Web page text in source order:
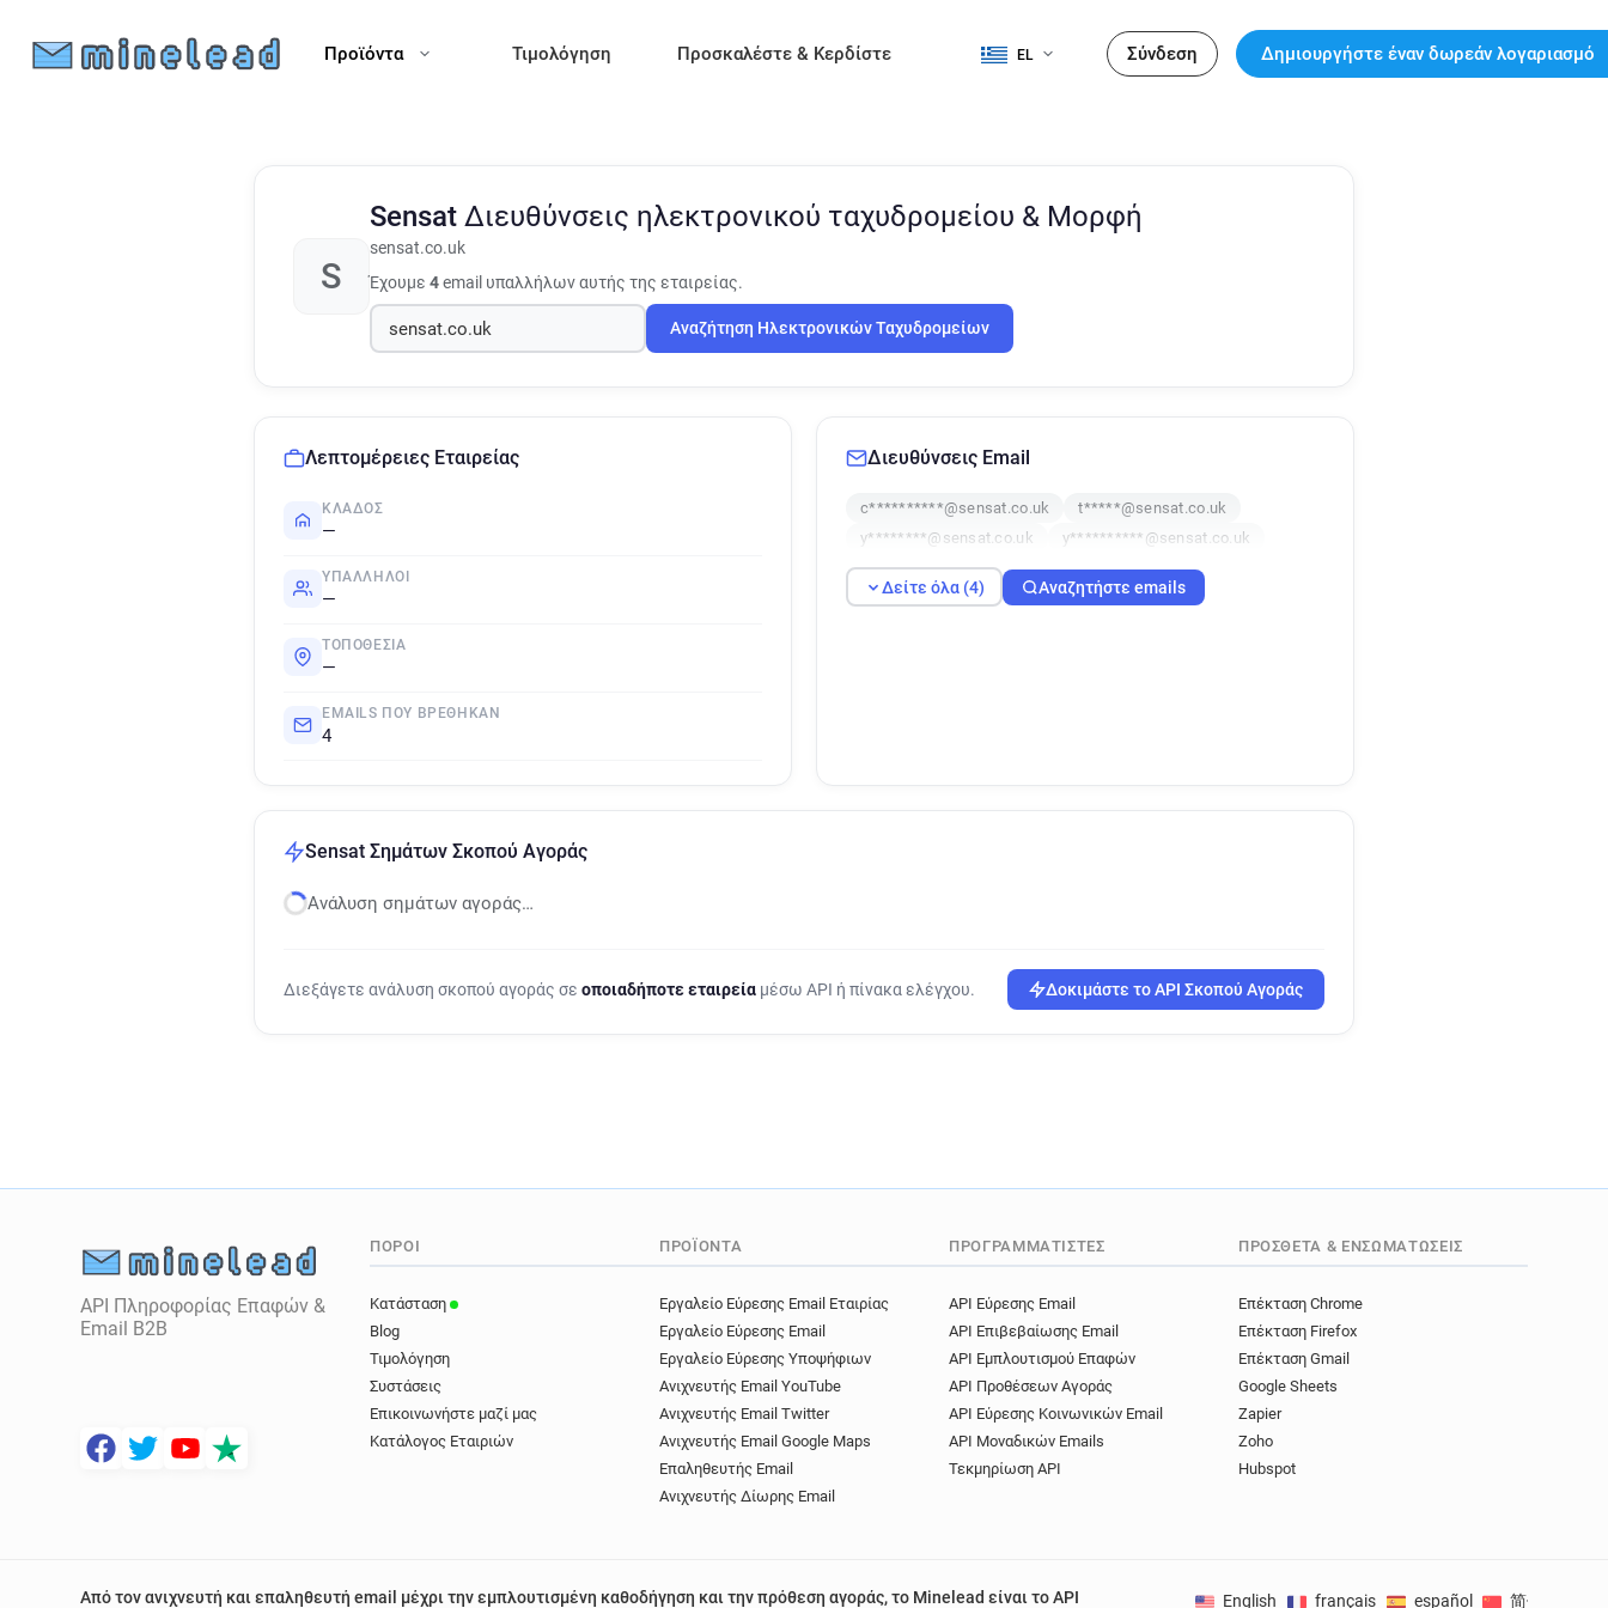
Προϊόντα Τιμολόγηση Προσκαλέστε & Κερδίστε EL Σύνδεση Δημιουργήστε έναν δωρεάν λογαριασμό
S
Sensat Διευθύνσεις ηλεκτρονικού ταχυδρομείου & Μορφή
sensat.co.uk
Έχουμε 4email υπαλλήλων αυτής της εταιρείας.
Αναζήτηση Ηλεκτρονικών Ταχυδρομείων
Λεπτομέρειες Εταιρείας
ΚΛΆΔΟΣ
—
ΥΠΆΛΛΗΛΟΙ
—
ΤΟΠΟΘΕΣΊΑ
—
EMAILS ΠΟΥ ΒΡΈΘΗΚΑΝ
4
Διευθύνσεις Email
c**********@sensat.co.uk
t*****@sensat.co.uk
y********@sensat.co.uk
y**********@sensat.co.uk
Δείτε όλα (4) Αναζητήστε emails
Sensat Σημάτων Σκοπού Αγοράς
Ανάλυση σημάτων αγοράς…
Διεξάγετε ανάλυση σκοπού αγοράς σε οποιαδήποτε εταιρεία μέσω API ή πίνακα ελέγχου. Δοκιμάστε το API Σκοπού Αγοράς
API Πληροφορίας Επαφών &
Email B2B
ΠΌΡΟΙ
Κατάσταση
Blog
Τιμολόγηση
Συστάσεις
Επικοινωνήστε μαζί μας
Κατάλογος Εταιριών
ΠΡΟΪΌΝΤΑ
Εργαλείο Εύρεσης Email Εταιρίας
Εργαλείο Εύρεσης Email
Εργαλείο Εύρεσης Υποψήφιων
Ανιχνευτής Email YouTube
Ανιχνευτής Email Twitter
Ανιχνευτής Email Google Maps
Επαληθευτής Email
Ανιχνευτής Δίωρης Email
ΠΡΟΓΡΑΜΜΑΤΙΣΤΈΣ
API Εύρεσης Email
API Επιβεβαίωσης Email
API Εμπλουτισμού Επαφών
API Προθέσεων Αγοράς
API Εύρεσης Κοινωνικών Email
API Μοναδικών Emails
Τεκμηρίωση API
ΠΡΌΣΘΕΤΑ & ΕΝΣΩΜΑΤΏΣΕΙΣ
Επέκταση Chrome
Επέκταση Firefox
Επέκταση Gmail
Google Sheets
Zapier
Zoho
Hubspot
Από τον ανιχνευτή και επαληθευτή email μέχρι την εμπλουτισμένη καθοδήγηση και την πρόθεση αγοράς, το Minelead είναι το API
English français español 简体中文